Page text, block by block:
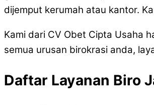
dijemput kerumah atau kantor.
Kami dari CV Obet Cipta Usaha
semua urusan birokrasi anda,
Daftar Layanan Biro